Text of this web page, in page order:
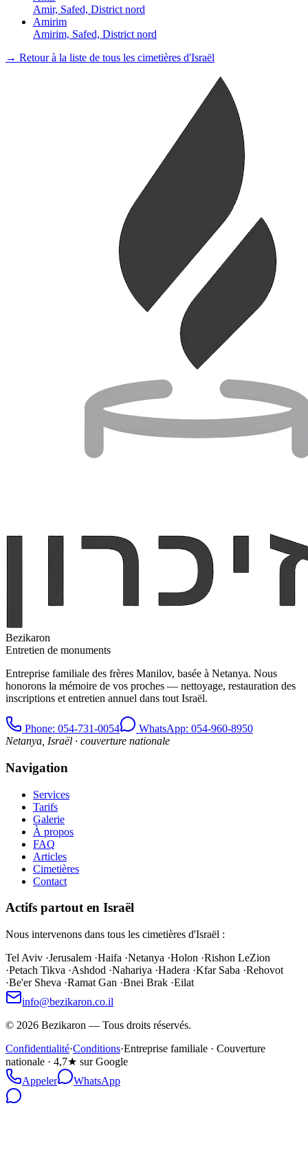
Amir, Safed, District nord
Amirim
Amirim, Safed, District nord
→ Retour à la liste de tous les cimetières d'Israël
Bezikaron
Entretien de monuments
Entreprise familiale des frères Manilov, basée à Netanya. Nous
honorons la mémoire de vos proches — nettoyage, restauration des
inscriptions et entretien annuel dans tout Israël.
Phone: 054-731-0054
WhatsApp: 054-960-8950
Netanya, Israël · couverture nationale
Navigation
Services
Tarifs
Galerie
À propos
FAQ
Articles
Cimetières
Contact
Actifs partout en Israël
Nous intervenons dans tous les cimetières d'Israël :
Tel Aviv ·Jerusalem ·Haifa ·Netanya ·Holon ·Rishon LeZion
·Petach Tikva ·Ashdod ·Nahariya ·Hadera ·Kfar Saba ·Rehovot
·Be'er Sheva ·Ramat Gan ·Bnei Brak ·Eilat
info@bezikaron.co.il
© 2026 Bezikaron — Tous droits réservés.
Confidentialité·Conditions·Entreprise familiale · Couverture
nationale · 4,7★ sur Google
Appeler
WhatsApp